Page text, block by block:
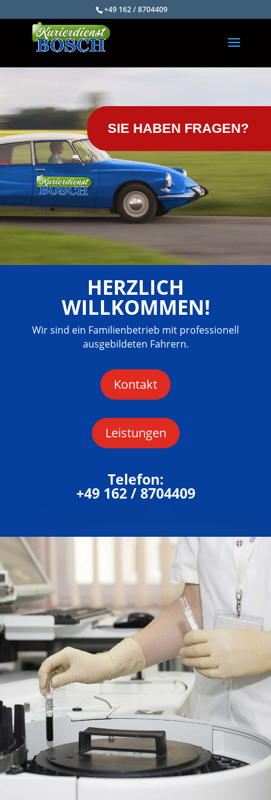
+49 162 / 8704409
SIE HABEN FRAGEN?
HERZLICH
WILLKOMMEN!
Wir sind ein Familienbetrieb mit professionell
ausgebildeten Fahrern.
Kon­takt
Leis­tun­gen
Telefon:
+49 162 / 8704409